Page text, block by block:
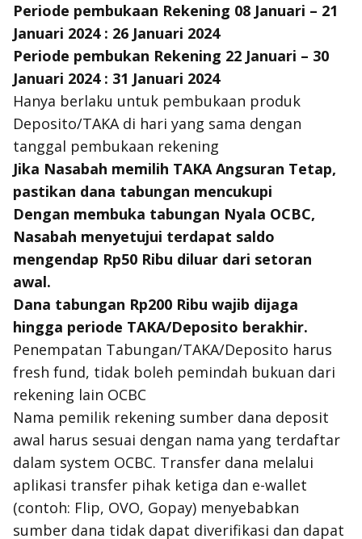
Periode pembukaan Rekening 08 Januari – 21
Januari 2024 : 26 Januari 2024
Periode pembukan Rekening 22 Januari – 30
Januari 2024 : 31 Januari 2024
Hanya berlaku untuk pembukaan produk
Deposito/TAKA di hari yang sama dengan
tanggal pembukaan rekening
Jika Nasabah memilih TAKA Angsuran Tetap,
pastikan dana tabungan mencukupi
Dengan membuka tabungan Nyala OCBC,
Nasabah menyetujui terdapat saldo
mengendap Rp50 Ribu diluar dari setoran
awal.
Dana tabungan Rp200 Ribu wajib dijaga
hingga periode TAKA/Deposito berakhir.
Penempatan Tabungan/TAKA/Deposito harus
fresh fund, tidak boleh pemindah bukuan dari
rekening lain OCBC
Nama pemilik rekening sumber dana deposit
awal harus sesuai dengan nama yang terdaftar
dalam system OCBC. Transfer dana melalui
aplikasi transfer pihak ketiga dan e-wallet
(contoh: Flip, OVO, Gopay) menyebabkan
sumber dana tidak dapat diverifikasi dan dapat